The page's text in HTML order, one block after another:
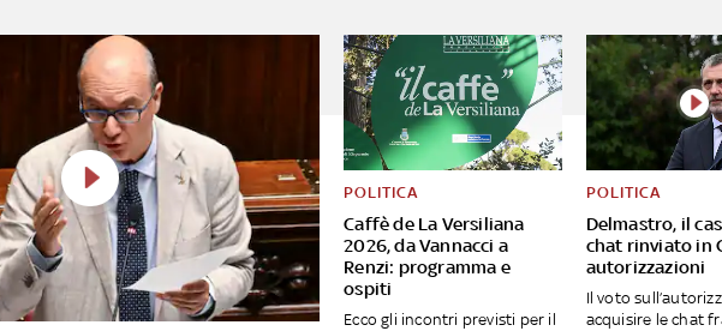
Caffè de La Versiliana
2026, da Vannacci a
Renzi: programma e
ospiti
POLITICA
Ecco gli incontri previsti per il
Delmastro, il
chat rinviato in
autorizzazioni
POLITICA
Il voto
acquisire le chat